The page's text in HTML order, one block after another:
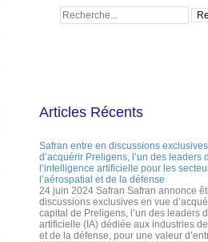
Articles Récents
Safran entre en discussions
d’acquérir Preligens, l’un des leaders
l’intelligence artificielle pour les
l’aérospatial et de la défense
24 juin 2024 Safran Safran annonce
discussions exclusives en vue
capital de Preligens, l’un des leaders
artificielle (IA) dédiée aux industries de
et de la défense, pour une valeur